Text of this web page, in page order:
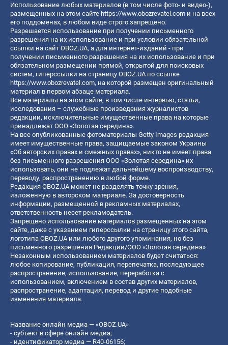
Использование любых материалов (в том числе фото- и видео-),
размещенных на этом сайте https://www.obozrevatel.com и на всех
его поддоменах, в любом виде строго запрещено.
Разрешается использование при получении письменного
разрешения на их использование и при условии обязательной
ссылки на сайт OBOZ.UA, а для интернет-изданий - при
получении письменного разрешения на их использование и при
обязательном размещении прямой, открытой для поисковых
систем, гиперссылки на страницу OBOZ.UA по ссылке
https://www.obozrevatel.com, на которой размещен оригинальный
материал в первом абзаце материала.
Все материалы на этом сайте, в том числе интервью, статьи,
исследования – служебные произведения журналистов
редакции, исключительные имущественные права на которые
принадлежат ООО «Золотая середина».
На все опубликованные фотоматериалы Getty Images редакция
имеет имущественные права, защищаемые законом Украины
«Об авторских правах и смежных правах», никто не имеет права
без письменного разрешения ООО «Золотая середина» их
использовать, они не подлежат дальнейшему воспроизводству,
переводу, распространению в любой форме.
Редакция OBOZ.UA может не разделять точку зрения,
изложенную в авторском материале. За достоверность
информации, размещенной в рекламных материалах,
ответственность несет рекламодатель.
Запрещено использование материалов размещенных на этом
сайте, даже с указанием гиперссылки на страницу этого сайта,
логотипа OBOZ.UA или любого другого упоминания, но без
письменного разрешения Редакции/ООО «Золотая середина»
Незаконным использованием материалов будет считаться:
любое копирование, публикация, перепечатка, последующее
распространение, использование, переработка с
использованием, включением в состав других материалов,
распространение, адаптация, перевод и другие подобные
изменения материала.
Название онлайн медиа — «OBOZ.UA»
- субъект в сфере онлайн медиа;
- идентификатор медиа — R40-06156;